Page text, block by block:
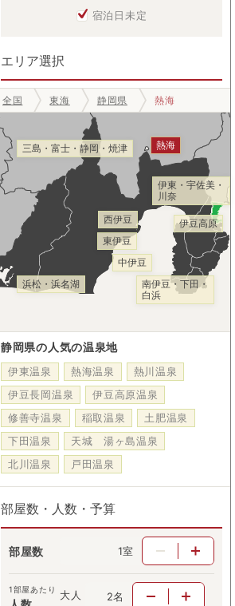
宿泊日未定
エリア選択
全国 東海 静岡県 熱海
熱海
伊東・宇佐美・
川奈
伊豆高原
東伊豆
南伊豆・下田・
白浜
西伊豆
中伊豆
三島・富士・静岡・焼津
浜松・浜名湖
静岡県の人気の温泉地
伊東温泉 熱海温泉
熱川温泉
伊豆長岡温泉
伊豆高原温泉
修善寺温泉
稲取温泉
土肥温泉
下田温泉
天城 湯ヶ島温泉
北川温泉
戸田温泉
部屋数・人数・予算
部屋数 室
1部屋あたり 大人 名